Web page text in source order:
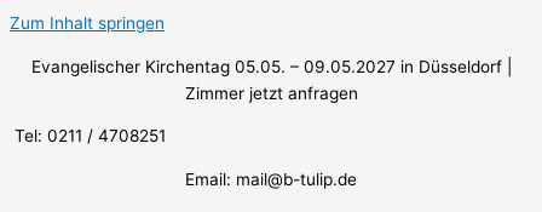
Zum Inhalt springen
Evangelischer Kirchentag 05.05. – 09.05.2027 in Düsseldorf |
Zimmer jetzt anfragen
Tel: 0211 / 4708251
Email: mail@b-tulip.de